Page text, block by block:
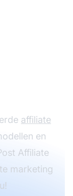
affiliate
en
Affiliate
marketing